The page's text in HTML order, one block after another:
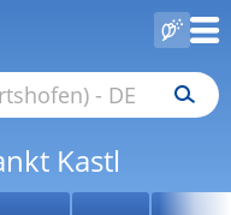
Kastl